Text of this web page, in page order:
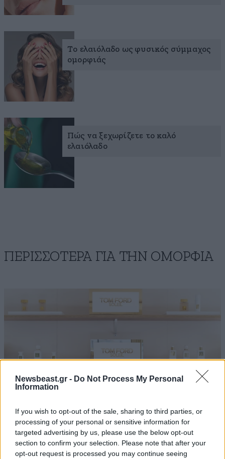
Newsbeast.gr - Do Not Process My Personal
Information
If you wish to opt-out of the sale, sharing to third parties, or
processing of your personal or sensitive information for
targeted advertising by us, please use the below opt-out
section to confirm your selection. Please note that after your
opt-out request is processed you may continue seeing
Το ελαιόλαδο ως φυσικός σύμμαχος
ομορφιάς
Πώς να ξεχωρίζετε το καλό
ελαιόλαδο
ΠΕΡΙΣΣΟΤΕΡΑ ΓΙΑ ΤΗΝ ΟΜΟΡΦΙΑ
Το νέο TOM FORD Soleil Pop-Up Store στην
Astir Marina Βουλιαγμένης είναι ο πιο